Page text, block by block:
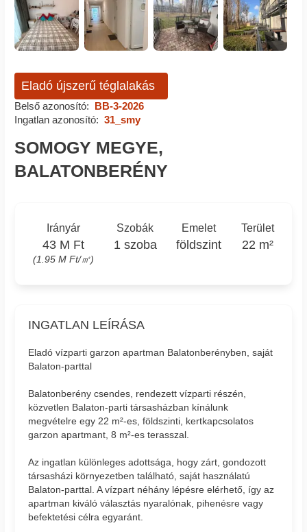
Eladó újszerű téglalakás
Belső azonosító: BB-3-2026
Ingatlan azonosító: 31_smy
SOMOGY MEGYE,
BALATONBERÉNY
Irányár
43 M Ft
(1.95 M Ft/㎡)
Szobák
1 szoba
Emelet
földszint
Terület
22 m²
INGATLAN LEÍRÁSA
Eladó vízparti garzon apartman Balatonberényben, saját
Balaton-parttal
Balatonberény csendes, rendezett vízparti részén,
közvetlen Balaton-parti társasházban kínálunk
megvételre egy 22 m²-es, földszinti, kertkapcsolatos
garzon apartmant, 8 m²-es terasszal.
Az ingatlan különleges adottsága, hogy zárt, gondozott
társasházi környezetben található, saját használatú
Balaton-parttal. A vízpart néhány lépésre elérhető, így az
apartman kiváló választás nyaralónak, pihenésre vagy
befektetési célra egyaránt.